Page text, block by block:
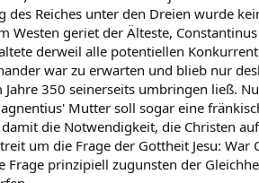
Reiches unter den Dreien wurde
geriet der Älteste,
derweil alle potentiellen
war zu erwarten und blieb nur
350 seinerseits umbringen ließ.
Mutter soll sogar eine
die Notwendigkeit, die Christen
um die Frage der Gottheit Jesu: War
prinzipiell zugunsten der